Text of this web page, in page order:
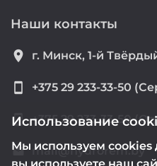
Наши контакты
location_on г. Минск, 1-й
smartphone +375 29 233-33-50
smartphone +375 29 233-33-50
email mail@hydrorem.by
Использование
Мы используем cookies